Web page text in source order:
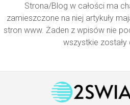
Strona/Blog w całości ma
zamieszczone na niej artykuły
stron www. Żaden z wpisów nie
wszystkie zostały